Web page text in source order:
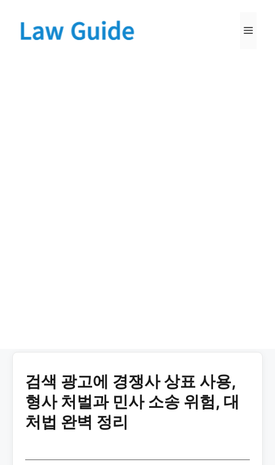
검색 광고에 경쟁사 상표 사용,
형사 처벌과 민사 소송 위험, 대
처법 완벽 정리